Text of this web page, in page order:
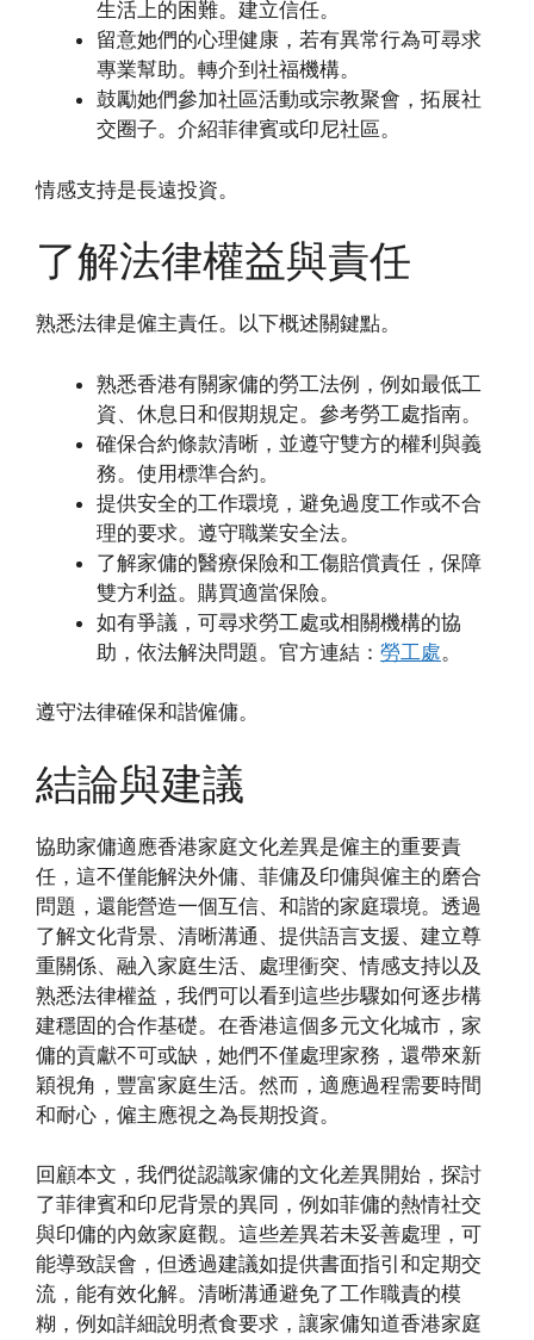
生活上的困難。建立信任。
留意她們的心理健康，若有異常行為可尋求
專業幫助。轉介到社福機構。
鼓勵她們參加社區活動或宗教聚會，拓展社
交圈子。介紹菲律賓或印尼社區。
情感支持是長遠投資。
了解法律權益與責任
熟悉法律是僱主責任。以下概述關鍵點。
熟悉香港有關家傭的勞工法例，例如最低工
資、休息日和假期規定。參考勞工處指南。
確保合約條款清晰，並遵守雙方的權利與義
務。使用標準合約。
提供安全的工作環境，避免過度工作或不合
理的要求。遵守職業安全法。
了解家傭的醫療保險和工傷賠償責任，保障
雙方利益。購買適當保險。
如有爭議，可尋求勞工處或相關機構的協
助，依法解決問題。官方連結： 勞工處。
遵守法律確保和諧僱傭。
結論與建議
協助家傭適應香港家庭文化差異是僱主的重要責
任，這不僅能解決外傭、菲傭及印傭與僱主的磨合
問題，還能營造一個互信、和諧的家庭環境。透過
了解文化背景、清晰溝通、提供語言支援、建立尊
重關係、融入家庭生活、處理衝突、情感支持以及
熟悉法律權益，我們可以看到這些步驟如何逐步構
建穩固的合作基礎。在香港這個多元文化城市，家
傭的貢獻不可或缺，她們不僅處理家務，還帶來新
穎視角，豐富家庭生活。然而，適應過程需要時間
和耐心，僱主應視之為長期投資。
回顧本文，我們從認識家傭的文化差異開始，探討
了菲律賓和印尼背景的異同，例如菲傭的熱情社交
與印傭的內斂家庭觀。這些差異若未妥善處理，可
能導致誤會，但透過建議如提供書面指引和定期交
流，能有效化解。清晰溝通避免了工作職責的模
糊，例如詳細說明煮食要求，讓家傭知道香港家庭